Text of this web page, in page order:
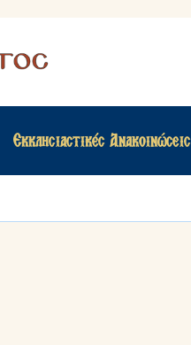
Εκκλησιαστικές Ανακοινώσεις